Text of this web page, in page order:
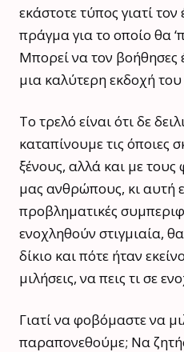
εκάστοτε τύπος γιατί
πράγμα για το οποίο θα
Μπορεί να τον βοήθησες
μια καλύτερη εκδοχή
Το τρελό είναι ότι δε
καταπίνουμε τις όποιες
ξένους, αλλά και με τους
μας ανθρώπους, κι αυτή
προβληματικές
ενοχληθούν στιγμιαία,
δίκιο και πότε ήταν
μιλήσεις, να πεις τι σε
Γιατί να φοβόμαστε να
παραπονεθούμε; Να